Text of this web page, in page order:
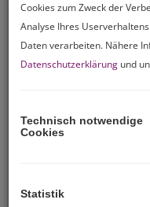
Erfahren
Cookies zum Zweck der
Analyse Ihres
Daten verarbeiten. Nähere
Datenschutzerklärung und
Technisch notwendige
Cookies
Statistik